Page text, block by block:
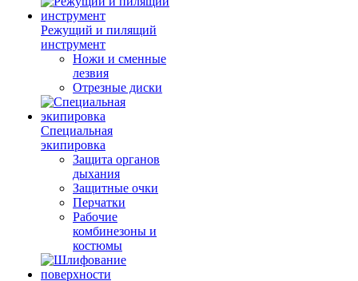
Режущий и пилящий
инструмент
Ножи и сменные
лезвия
Отрезные диски
Специальная
экипировка
Защита органов
дыхания
Защитные очки
Перчатки
Рабочие
комбинезоны и
костюмы